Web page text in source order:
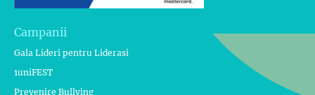
Campanii
Gala Lideri pentru Liderasi
1uniFEST
Prevenire Bullying